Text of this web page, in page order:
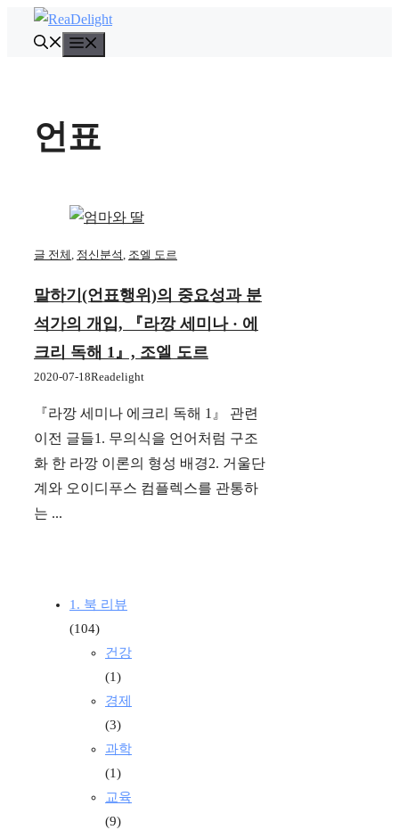
뉴
언표
글 전체, 정신분석, 조엘 도르
말하기(언표행위)의 중요성과 분
석가의 개입, 『라깡 세미나 · 에
크리 독해 1』, 조엘 도르
2020-07-18Readelight
『라깡 세미나 에크리 독해 1』 관련
이전 글들1. 무의식을 언어처럼 구조
화 한 라깡 이론의 형성 배경2. 거울단
계와 오이디푸스 컴플렉스를 관통하
는 ...
1. 북 리뷰
(104)
건강
(1)
경제
(3)
과학
(1)
교육
(9)